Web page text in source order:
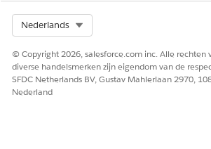
Nederlands
© Copyright 2026, salesforce.com inc. Alle rechten
diverse handelsmerken zijn eigendom van de
SFDC Netherlands BV, Gustav Mahlerlaan 2970,
Nederland